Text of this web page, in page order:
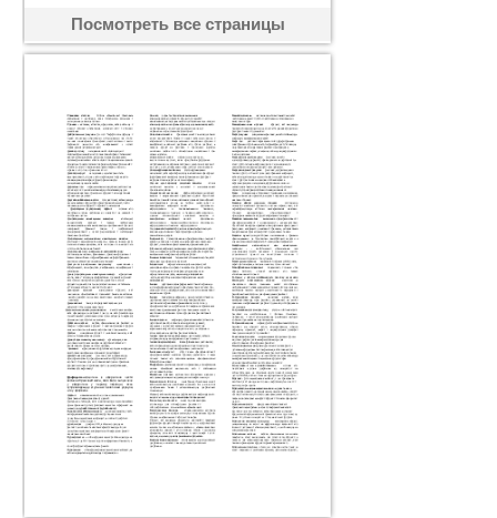
Посмотреть все страницы